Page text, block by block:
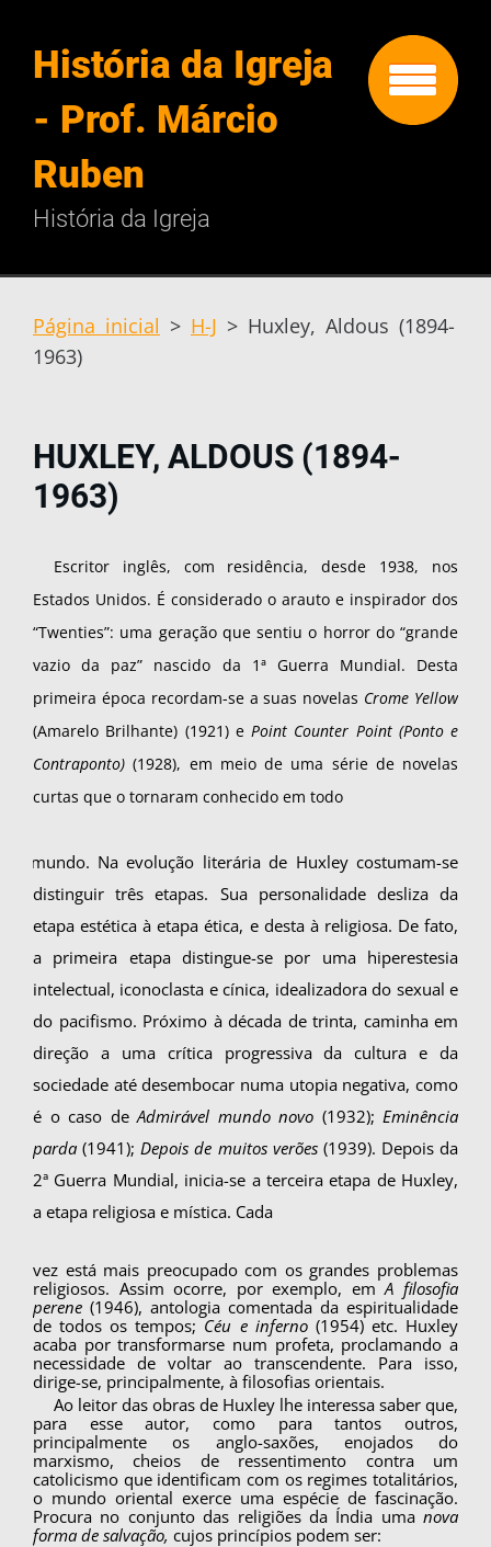
História da Igreja
- Prof. Márcio
Ruben
História da Igreja
Página inicial > H-J > Huxley, Aldous (1894-
1963)
HUXLEY, ALDOUS (1894-
1963)
Escritor inglês, com residência, desde 1938, nos
Estados Unidos. É considerado o arauto e inspirador dos
“Twenties”: uma geração que sen­tiu o horror do “grande
vazio da paz” nascido da 1ª Guerra Mundial. Desta
primeira época recor­dam-se a suas novelas Crome Yellow
(Amarelo Brilhante) (1921) e Point Counter Point (Ponto e
Contraponto)(1928), em meio de uma série de novelas
curtas que o tornaram conhecido em todo
o mundo. Na evolução literária de Huxley costumam-se
distinguir três etapas. Sua personalidade desliza da
etapa estética à etapa ética, e desta à religiosa. De fato,
a primeira etapa distingue-se por uma hiperestesia
intelectual, iconoclasta e cínica, idealizadora do sexual e
do pacifismo. Próximo à década de trinta, caminha em
direção a uma críti­ca progressiva da cultura e da
sociedade até de­sembocar numa utopia negativa, como
é o caso deAdmirável mundo novo (1932); Eminência
parda(1941);Depois de muitos verões(1939). Depois da
2ª Guerra Mundial, inicia-se a terceira etapa de Huxley,
a etapa religiosa e mística. Cada
vez está mais preocupado com os grandes pro­blemas
religiosos. Assim ocorre, por exemplo, emA filosofia
perene (1946), antologia comentada da espiritualidade
de todos os tempos; Céu e in­ferno(1954) etc. Huxley
acaba por transformar­se num profeta, proclamando a
necessidade de voltar ao transcendente. Para isso,
dirige-se, prin­cipalmente, à filosofias orientais.
Ao leitor das obras de Huxley lhe interessa saber que,
para esse autor, como para tantos ou­tros,
principalmente os anglo-saxões, enojados do
marxismo, cheios de ressentimento contra um
catolicismo que identificam com os regimes to­talitários,
o mundo oriental exerce uma espécie de fascinação.
Procura no conjunto das religiões da Índia uma nova
forma de salvação, cujos prin­cípios podem ser: